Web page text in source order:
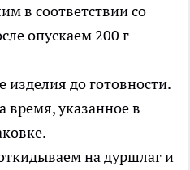
в соответствии со
опускаем 200 г
до готовности.
время, указанное в
на дуршлаг и